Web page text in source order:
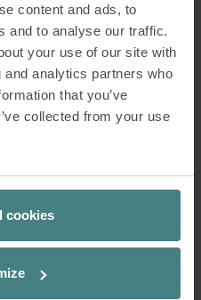
content and ads, to
and to analyse our traffic.
your use of our site with
analytics partners who
that you’ve
collected from your use
cookies
à sa manière.
– comme celles
– sont
aux stimuli sensoriels
ou l’agitation visuelle.
neuro-
des environnements qui
pour le deep
des endroits